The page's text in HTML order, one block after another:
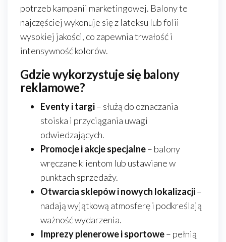
potrzeb kampanii marketingowej. Balony te
najczęściej wykonuje się z lateksu lub folii
wysokiej jakości, co zapewnia trwałość i
intensywność kolorów.
Gdzie wykorzystuje się balony
reklamowe?
Eventy i targi– służą do oznaczania
stoiska i przyciągania uwagi
odwiedzających.
Promocje i akcje specjalne– balony
wręczane klientom lub ustawiane w
punktach sprzedaży.
Otwarcia sklepów i nowych lokalizacji–
nadają wyjątkową atmosferę i podkreślają
ważność wydarzenia.
Imprezy plenerowe i sportowe– pełnią